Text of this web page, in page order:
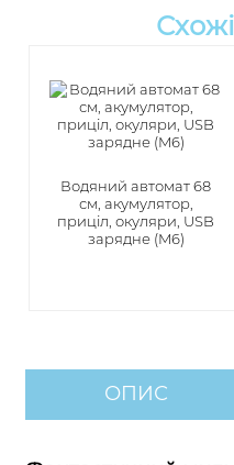
Водяний автомат 68
см, акумулятор,
приціл, окуляри, USB
зарядне (M6)
ОПИС